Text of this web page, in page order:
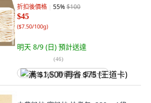
折扣後價格 55%$100
$45
($7.50/100g)
明天 8/9 (日) 預計送達
(46)
满 $1,500 再省 $75 (王道卡)